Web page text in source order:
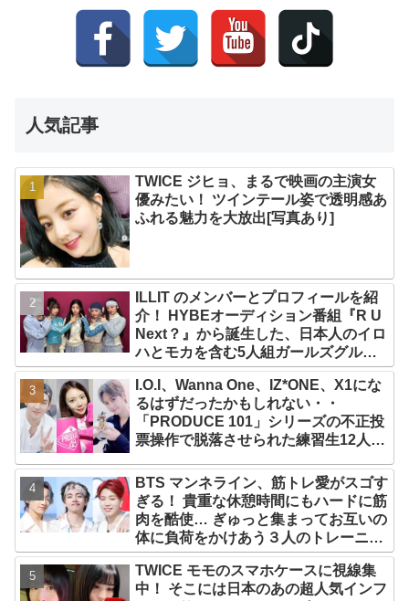
人気記事
TWICE ジヒョ、まるで映画の主演女
優みたい！ ツインテール姿で透明感あ
ふれる魅力を大放出[写真あり]
ILLIT のメンバーとプロフィールを紹
介！ HYBEオーディション番組『R U
Next？』から誕生した、日本人のイロ
ハとモカを含む5人組ガールズグルー
プ！ デビュー曲「Magnetic」がいき
なりの大ヒット
I.O.I、Wanna One、IZ*ONE、X1にな
るはずだったかもしれない・・
「PRODUCE 101」シリーズの不正投
票操作で脱落させられた練習生12人の
BTS マンネライン、筋トレ愛がスゴす
ぎる！ 貴重な休憩時間にもハードに筋
肉を酷使… ぎゅっと集まってお互いの
体に負荷をかけあう３人のトレーニン
グ風景がかわいすぎるとファンくぎづ
け
TWICE モモのスマホケースに視線集
中！ そこには日本のあの超人気インフ